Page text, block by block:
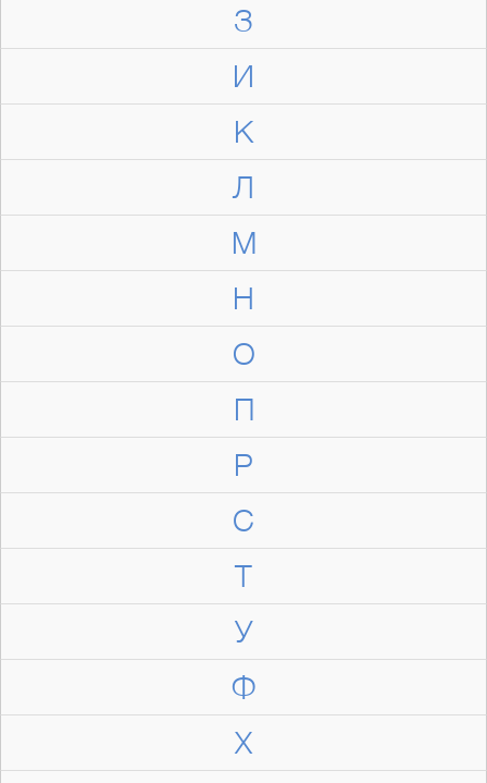
З
И
К
Л
М
Н
О
П
Р
С
Т
У
Ф
Х